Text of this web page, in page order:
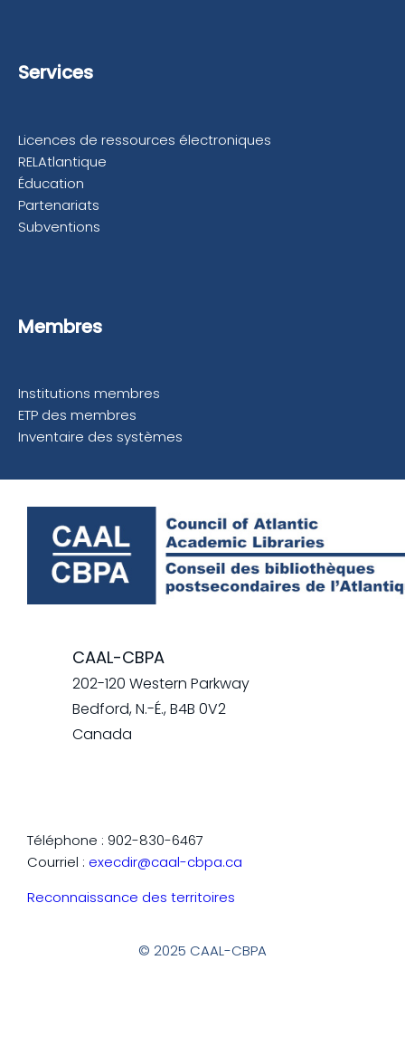
Services
Licences de ressources électroniques
RELAtlantique
Éducation
Partenariats
Subventions
Membres
Institutions membres
ETP des membres
Inventaire des systèmes
CAAL-CBPA
202-120 Western Parkway
Bedford, N.-É., B4B 0V2
Canada
Téléphone : 902-830-6467
Courriel : execdir@caal-cbpa.ca
Reconnaissance des territoires
© 2025 CAAL-CBPA